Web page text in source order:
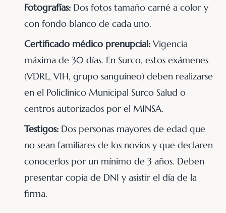
Fotografías: Dos fotos tamaño carné a color y
con fondo blanco de cada uno.
Certificado médico prenupcial:Vigencia
máxima de 30 días. En Surco, estos exámenes
(VDRL, VIH, grupo sanguíneo) deben realizarse
en el Policlínico Municipal Surco Salud o
centros autorizados por el MINSA.
Testigos: Dos personas mayores de edad que
no sean familiares de los novios y que declaren
conocerlos por un mínimo de 3 años. Deben
presentar copia de DNI y asistir el día de la
firma.